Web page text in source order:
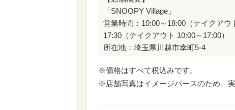
「SNOOPY Village」
営業時間：10:00～18:00（テイクアウ
17:30（テイクアウト 10:00～17:00）
所在地：埼玉県川越市幸町5-4
※価格はすべて税込みです。
※店舗写真はイメージパースのため、